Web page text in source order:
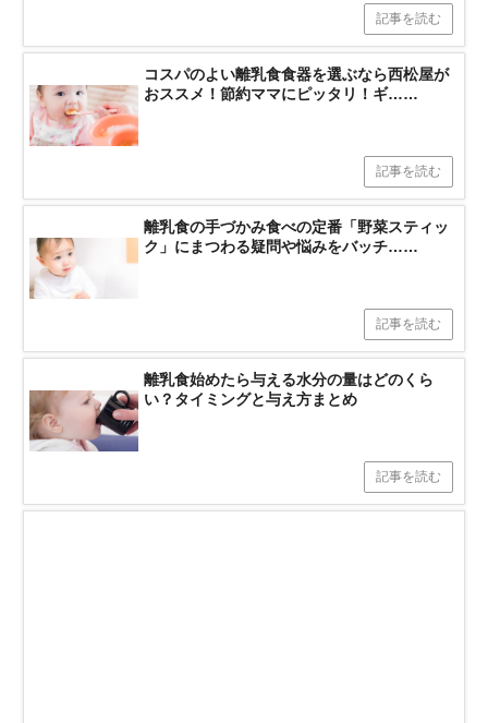
記事を読む
コスパのよい離乳食食器を選ぶなら西松屋が
おススメ！節約ママにピッタリ！ギ……
記事を読む
離乳食の手づかみ食べの定番「野菜スティッ
ク」にまつわる疑問や悩みをバッチ……
記事を読む
離乳食始めたら与える水分の量はどのくら
い？タイミングと与え方まとめ
記事を読む